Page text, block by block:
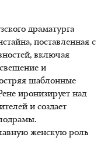
драматурга
поставленная с
включая
и
шаблонные
иронизирует над
и создает
женскую роль